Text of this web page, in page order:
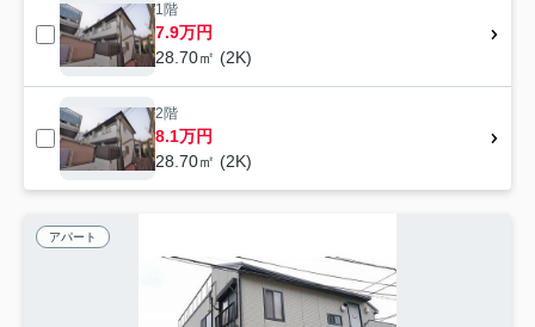
1階
7.9万円
28.70㎡ (2K)
2階
8.1万円
28.70㎡ (2K)
アパート